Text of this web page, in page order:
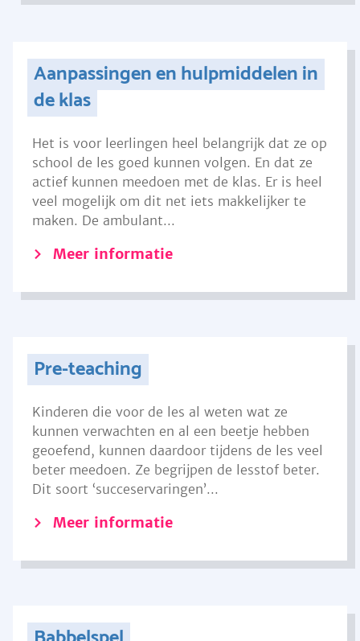
Aanpassingen en hulpmiddelen in
de klas
Het is voor leerlingen heel belangrijk dat ze op
school de les goed kunnen volgen. En dat ze
actief kunnen meedoen met de klas. Er is heel
veel mogelijk om dit net iets makkelijker te
maken. De ambulant...
Meer informatie
Pre-teaching
Kinderen die voor de les al weten wat ze
kunnen verwachten en al een beetje hebben
geoefend, kunnen daardoor tijdens de les veel
beter meedoen. Ze begrijpen de lesstof beter.
Dit soort ‘succeservaringen’...
Meer informatie